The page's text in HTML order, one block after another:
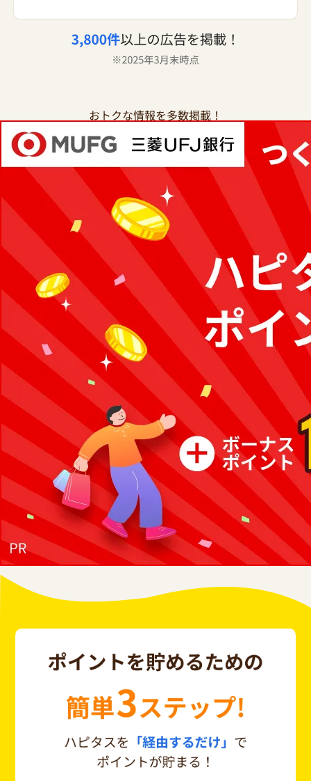
おトクな情報を多数掲載！